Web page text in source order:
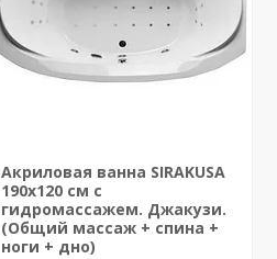
Акриловая ванна SIRAKUSA
190х120 см с
гидромассажем. Джакузи.
(Общий массаж + спина +
ноги + дно)